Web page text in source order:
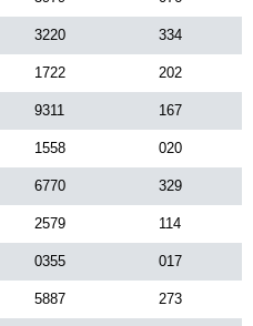
3220 334
1722 202
9311 167
1558 020
6770 329
2579 114
0355 017
5887 273